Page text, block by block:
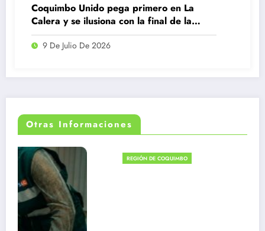
Coquimbo Unido pega primero en La
Calera y se ilusiona con la final de la
Copa de la Liga
9 De Julio De 2026
Otras Informaciones
REGIÓN DE COQUIMBO